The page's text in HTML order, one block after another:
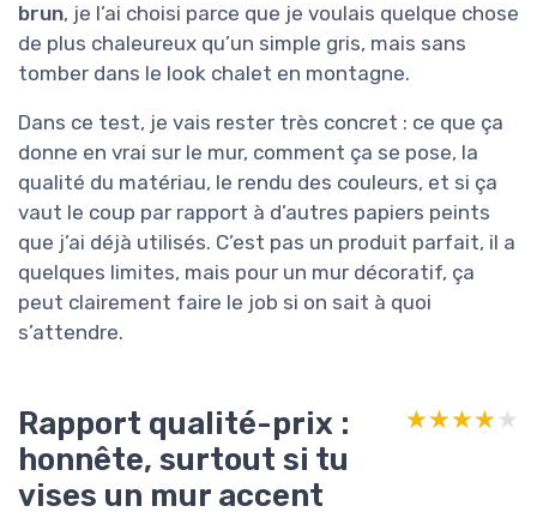
brun, je l’ai choisi parce que je voulais quelque chose
de plus chaleureux qu’un simple gris, mais sans
tomber dans le look chalet en montagne.
Dans ce test, je vais rester très concret : ce que ça
donne en vrai sur le mur, comment ça se pose, la
qualité du matériau, le rendu des couleurs, et si ça
vaut le coup par rapport à d’autres papiers peints
que j’ai déjà utilisés. C’est pas un produit parfait, il a
quelques limites, mais pour un mur décoratif, ça
peut clairement faire le job si on sait à quoi
s’attendre.
Rapport qualité-prix :
honnête, surtout si tu
vises un mur accent
★★★★★
★★★★★